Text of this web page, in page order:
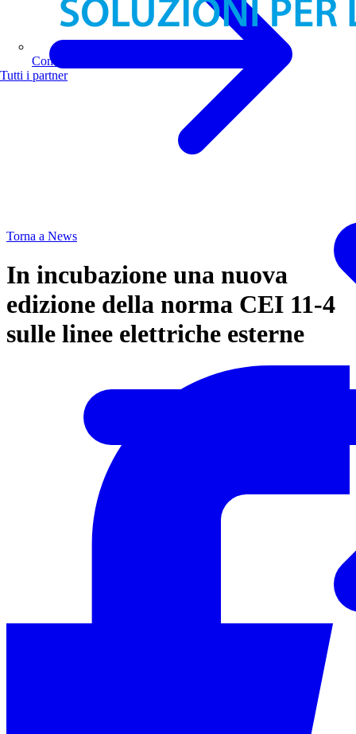
Comoli Ferrari
Tutti i partner
Torna a News
In incubazione una nuova
edizione della norma CEI 11-4
sulle linee elettriche esterne